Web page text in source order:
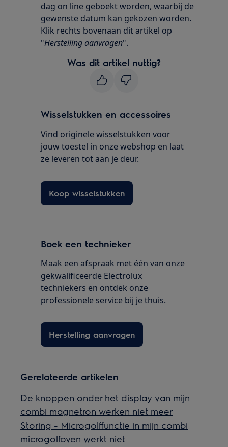
dag on line geboekt worden, waarbij de
gewenste datum kan gekozen worden.
Klik rechts bovenaan dit artikel op
"Herstelling aanvragen".
Was dit artikel nuttig?
Wisselstukken en accessoires
Vind originele wisselstukken voor
jouw toestel in onze webshop en laat
ze leveren tot aan je deur.
Koop wisselstukken
Boek een technieker
Maak een afspraak met één van onze
gekwalificeerde Electrolux
techniekers en ontdek onze
professionele service bij je thuis.
Herstelling aanvragen
Gerelateerde artikelen
De knoppen onder het display van mijn
combi magnetron werken niet meer
Storing - Microgolffunctie in mijn combi
microgolfoven werkt niet